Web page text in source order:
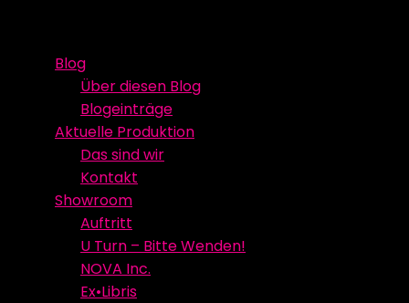
contentBlog
Über diesen Blog
Blogeinträge
Aktuelle Produktion
Das sind wir
Kontakt
Showroom
Auftritt
U Turn – Bitte Wenden!
NOVA Inc.
Ex•Libris